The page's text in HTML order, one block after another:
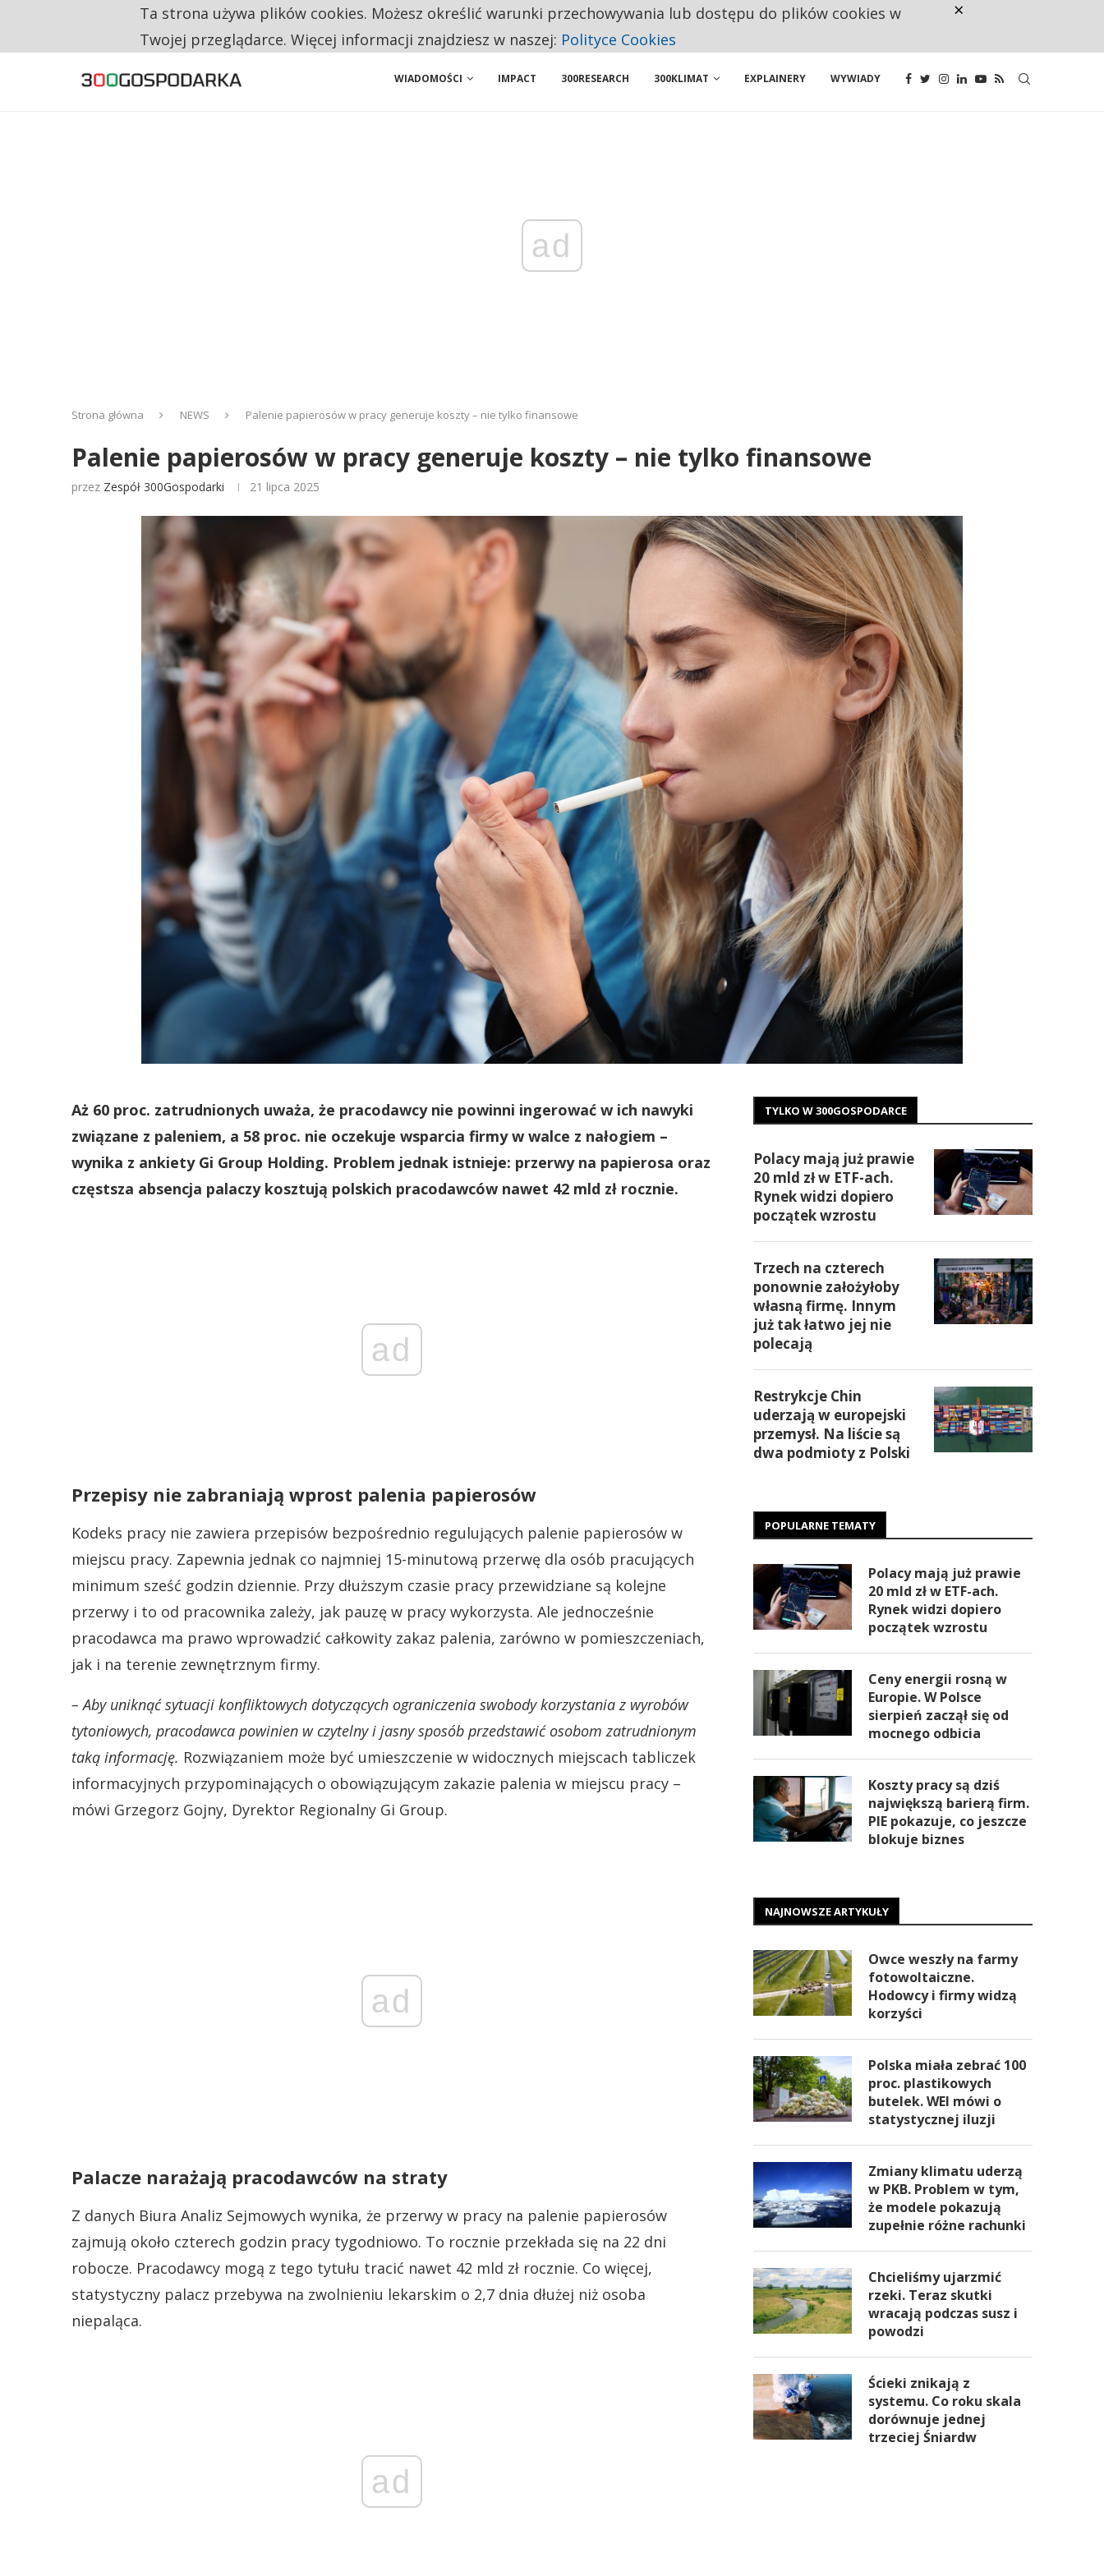
RESTRYKCJE CHIN UDERZAJĄ W EUROPEJSKI PRZEMYSŁ. NA LIŚCIE SĄ DWA PODMIOTY Z POLSKI
WIADOMOŚCI IMPACT 300RESEARCH 300KLIMAT EXPLAINERY WYWIADY
ad
Strona główna NEWS Palenie papierosów w pracy generuje koszty – nie tylko finansowe
Palenie papierosów w pracy generuje koszty – nie tylko finansowe
przez Zespół 300Gospodarki 21 lipca 2025
Aż 60 proc. zatrudnionych uważa, że pracodawcy nie powinni ingerować w ich nawyki
związane z paleniem, a 58 proc. nie oczekuje wsparcia firmy w walce z nałogiem –
wynika z ankiety Gi Group Holding. Problem jednak istnieje: przerwy na papierosa oraz
częstsza absencja palaczy kosztują polskich pracodawców nawet 42 mld zł rocznie.
ad
Przepisy nie zabraniają wprost palenia papierosów
Kodeks pracy nie zawiera przepisów bezpośrednio regulujących palenie papierosów w
miejscu pracy. Zapewnia jednak co najmniej 15-minutową przerwę dla osób pracujących
minimum sześć godzin dziennie. Przy dłuższym czasie pracy przewidziane są kolejne
przerwy i to od pracownika zależy, jak pauzę w pracy wykorzysta. Ale jednocześnie
pracodawca ma prawo wprowadzić całkowity zakaz palenia, zarówno w pomieszczeniach,
jak i na terenie zewnętrznym firmy.
– Aby uniknąć sytuacji konfliktowych dotyczących ograniczenia swobody korzystania z wyrobów
tytoniowych, pracodawca powinien w czytelny i jasny sposób przedstawić osobom zatrudnionym
taką informację. Rozwiązaniem może być umieszczenie w widocznych miejscach tabliczek
informacyjnych przypominających o obowiązującym zakazie palenia w miejscu pracy –
mówi Grzegorz Gojny, Dyrektor Regionalny Gi Group.
ad
Palacze narażają pracodawców na straty
Z danych Biura Analiz Sejmowych wynika, że przerwy w pracy na palenie papierosów
zajmują około czterech godzin pracy tygodniowo. To rocznie przekłada się na 22 dni
robocze. Pracodawcy mogą z tego tytułu tracić nawet 42 mld zł rocznie. Co więcej,
statystyczny palacz przebywa na zwolnieniu lekarskim o 2,7 dnia dłużej niż osoba
niepaląca.
ad
TYLKO W 300GOSPODARCE
Polacy mają już prawie
20 mld zł w ETF-ach.
Rynek widzi dopiero
początek wzrostu
Trzech na czterech
ponownie założyłoby
własną firmę. Innym
już tak łatwo jej nie
polecają
Restrykcje Chin
uderzają w europejski
przemysł. Na liście są
dwa podmioty z Polski
POPULARNE TEMATY
Polacy mają już prawie
20 mld zł w ETF-ach.
Rynek widzi dopiero
początek wzrostu
Ceny energii rosną w
Europie. W Polsce
sierpień zaczął się od
mocnego odbicia
Koszty pracy są dziś
największą barierą firm.
PIE pokazuje, co jeszcze
blokuje biznes
NAJNOWSZE ARTYKUŁY
Owce weszły na farmy
fotowoltaiczne.
Hodowcy i firmy widzą
korzyści
Polska miała zebrać 100
proc. plastikowych
butelek. WEI mówi o
statystycznej iluzji
Zmiany klimatu uderzą
w PKB. Problem w tym,
że modele pokazują
zupełnie różne rachunki
Chcieliśmy ujarzmić
rzeki. Teraz skutki
wracają podczas susz i
powodzi
Ścieki znikają z
systemu. Co roku skala
dorównuje jednej
trzeciej Śniardw
Ta strona używa plików cookies. Możesz określić warunki przechowywania lub dostępu do plików cookies w
Twojej przeglądarce. Więcej informacji znajdziesz w naszej: Polityce Cookies
×